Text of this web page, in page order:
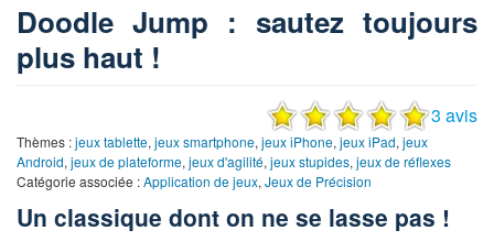
Doodle Jump : sautez toujours
plus haut !
3 avis
Thèmes :jeux tablette, jeux smartphone, jeux iPhone, jeux iPad, jeux
Android, jeux de plateforme, jeux d'agilité, jeux stupides, jeux de réflexes
Catégorie associée :Application de jeux, Jeux de Précision
Un classique dont on ne se lasse pas !